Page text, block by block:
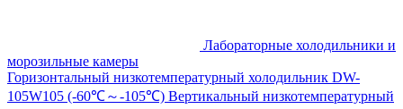
Лабораторные холодильники и
морозильные камеры
Горизонтальный низкотемпературный холодильник DW-
105W105 (-60℃～-105℃) Вертикальный низкотемпературный